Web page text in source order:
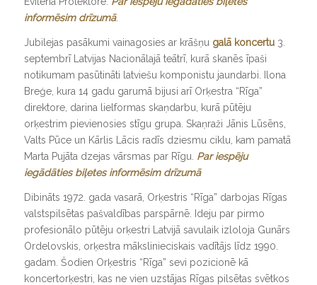
informēsim drīzumā.
Jubilejas pasākumi vainagosies ar krāšņu galā koncertu3.
septembrī Latvijas Nacionālajā teātrī, kurā skanēs īpaši
notikumam pasūtināti latviešu komponistu jaundarbi. Ilona
Breģe, kura 14 gadu garumā bijusi arī Orķestra “Rīga”
direktore, darina lielformas skaņdarbu, kurā pūtēju
orķestrim pievienosies stīgu grupa. Skaņraži Jānis Lūsēns,
Valts Pūce un Kārlis Lācis radīs dziesmu ciklu, kam pamatā
Marta Pujāta dzejas vārsmas par Rīgu. Par iespēju
iegādāties biļetes informēsim drīzumā
Dibināts 1972. gada vasarā, Orķestris “Rīga” darbojas Rīgas
valstspilsētas pašvaldības parspārnē. Ideju par pirmo
profesionālo pūtēju orķestri Latvijā savulaik izloloja Gunārs
Ordelovskis, orķestra mākslinieciskais vadītājs līdz 1990.
gadam. Šodien Orķestris “Rīga” sevi pozicionē kā
koncertorķestri, kas ne vien uzstājas Rīgas pilsētas svētkos